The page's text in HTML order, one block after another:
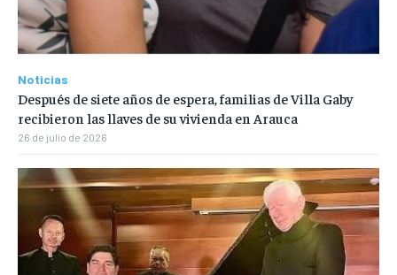
Noticias
Después de siete años de espera, familias de Villa Gaby
recibieron las llaves de su vivienda en Arauca
26 de julio de 2026